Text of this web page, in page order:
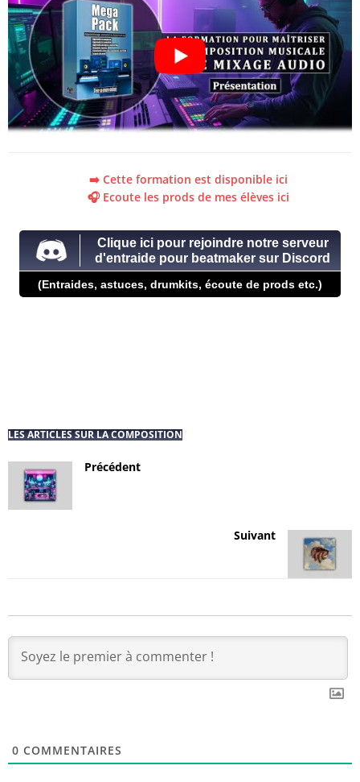
➡️ Cette formation est disponible ici
🎧 Ecoute les prods de mes élèves ici
Clique ici pour rejoindre notre serveur
d'entraide pour beatmaker sur Discord
(Entraides, astuces, drumkits, écoute de prods etc.)
LES ARTICLES SUR LA COMPOSITION
Précédent
Suivant
0 COMMENTAIRES